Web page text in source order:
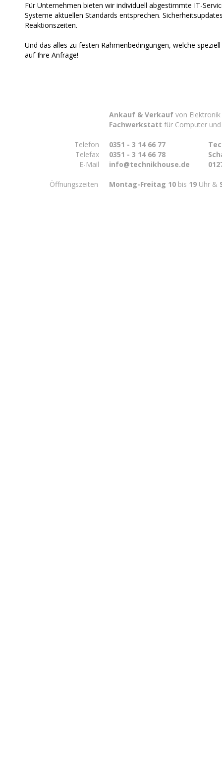
Für Unternehmen bieten wir individuell abgestimmte IT-
Systeme aktuellen Standards entsprechen.
Reaktionszeiten.
Und das alles zu festen Rahmenbedingungen, welche
auf Ihre Anfrage!
Ankauf & Verkauf von Elektronik
Fachwerkstatt für Computer
Telefon
Telefax
E-Mail
0351 - 3 14 66 77
0351 - 3 14 66 78
info@technikhouse.de
Öffnungszeiten Montag-Freitag 10 bis 19 Uhr &